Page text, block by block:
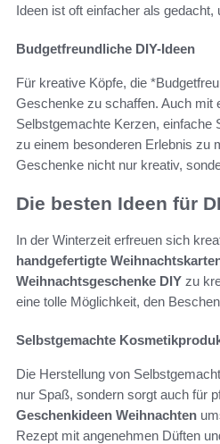
Ideen ist oft einfacher als
Budgetfreundliche DIY-Ideen
Für kreative Köpfe, die
Geschenke zu schaffen. Auch mit
Selbstgemachte Kerzen, einfache
zu einem besonderen Erlebnis zu
Geschenke nicht nur kreativ,
Die besten Ideen für
In der Winterzeit erfreuen sich
handgefertigte
Weihnachtsgeschenke DIY zu
eine tolle Möglichkeit, den
Selbstgemachte
Die Herstellung von
nur Spaß, sondern sorgt auch für
Geschenkideen Weihnachten
Rezept mit angenehmen Düften